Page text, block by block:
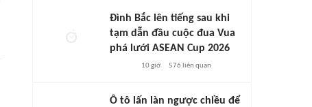
Đình Bắc lên tiếng sau khi
tạm dẫn đầu cuộc đua Vua
phá lưới ASEAN Cup 2026
10 giờ 576 liên quan
Ô tô lấn làn ngược chiều để